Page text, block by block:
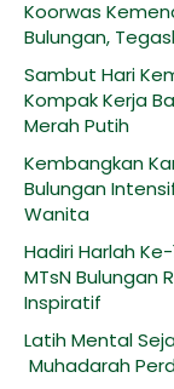
Koorwas
Bulungan,
Sambut Hari
Kompak Kerja
Merah Putih
Kembangkan
Bulungan
Wanita
Hadiri Harlah
MTsN Bulungan
Inspiratif
Latih Mental
Muhadarah